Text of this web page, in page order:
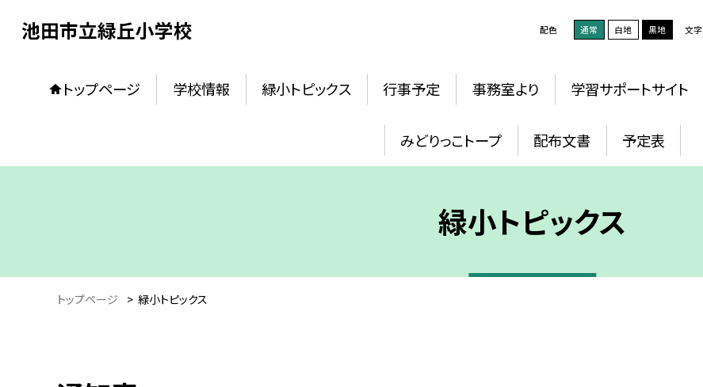
池田市立緑丘小学校 配色 通常 白地 黒地 文字
トップページ 学校情報 緑小トピックス 行事予定 事務室より 学習サポートサイト
みどりっこトープ 配布文書 予定表
緑小トピックス
トップページ > 緑小トピックス